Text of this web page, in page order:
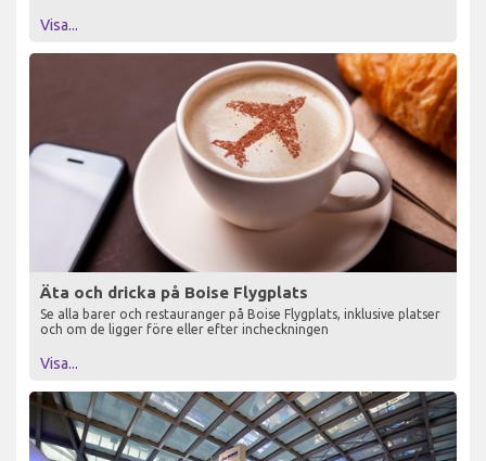
Visa...
Äta och dricka på Boise Flygplats
Se alla barer och restauranger på Boise Flygplats, inklusive platser
och om de ligger före eller efter incheckningen
Visa...